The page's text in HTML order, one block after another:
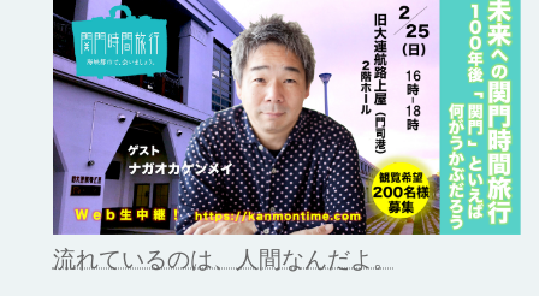
流れているのは、人間なんだよ。